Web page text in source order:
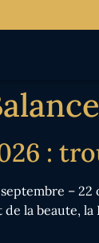
:
–
de la beaute,